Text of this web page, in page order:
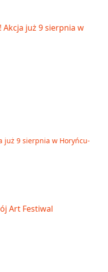
już 9 sierpnia w Horyńcu-